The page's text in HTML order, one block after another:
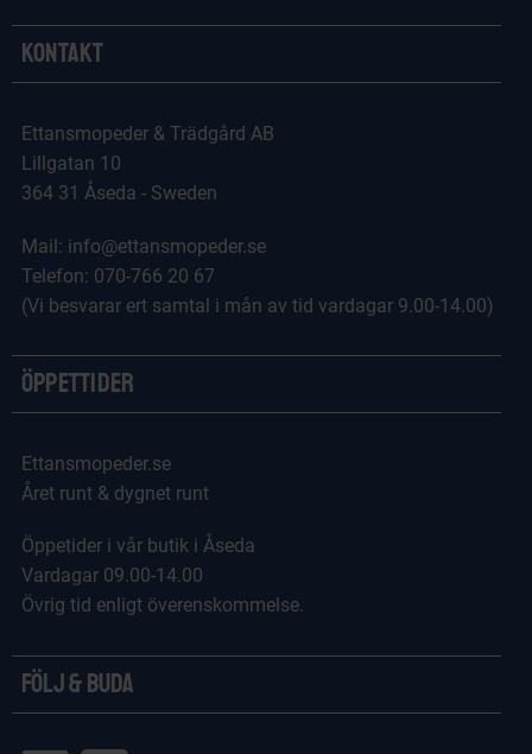
Kontakt
Ettansmopeder & Trädgård AB
Lillgatan 10
364 31 Åseda - Sweden
Mail: info@ettansmopeder.se
Telefon: 070-766 20 67
(Vi besvarar ert samtal i mån av tid vardagar 9.00-14.00)
Öppettider
Ettansmopeder.se
Året runt & dygnet runt
Öppetider i vår butik i Åseda
Vardagar 09.00-14.00
Övrig tid enligt överenskommelse.
Följ & Buda